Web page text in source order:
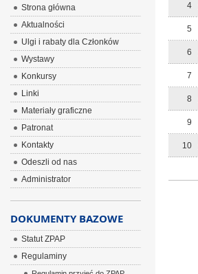
4
5
6
7
8
9
10
Strona główna
Aktualności
Ulgi i rabaty dla Członków
Wystawy
Konkursy
Linki
Materiały graficzne
Patronat
Kontakty
Odeszli od nas
Administrator
DOKUMENTY BAZOWE
Statut ZPAP
Regulaminy